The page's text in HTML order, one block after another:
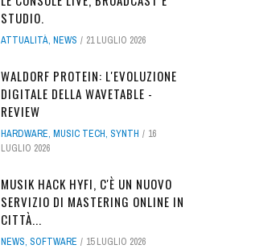
STUDIO.
ATTUALITÀ, NEWS 21 LUGLIO 2026
WALDORF PROTEIN: L'EVOLUZIONE
DIGITALE DELLA WAVETABLE -
REVIEW
HARDWARE, MUSIC TECH, SYNTH
16
LUGLIO 2026
MUSIK HACK HYFI, C'È UN NUOVO
SERVIZIO DI MASTERING ONLINE IN
CITTÀ...
NEWS, SOFTWARE 15 LUGLIO 2026